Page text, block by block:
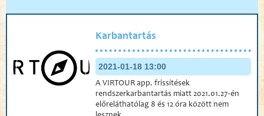
Karbantartás
2021-01-18 13:00
A VIRTOUR app. frissítések
rendszerkarbantartás miatt 2021.01.27-én
előreláthatólag 8 és 12 óra között nem